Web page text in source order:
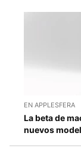
EN APPLESFERA
La beta de
nuevos